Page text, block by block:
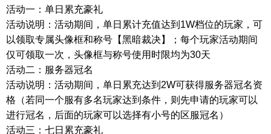
活动一：单日累充豪礼
活动说明：活动期间，单日累计充值达到 1W档位的玩家，可
以领取专属头像框和称号【黑暗裁决】；每个玩家活动期间
仅可领取一次，头像框与称号使用时限均为30天
活动二：服务器冠名
活动说明： 活动期间，单日累充达到 2W可获得服务器冠名资
格（若同一个服有多名玩家达到条件，则先申请的玩家可以
进行冠名，后面的玩家可以选择有小号的区服冠名）
活动三：七日累充豪礼